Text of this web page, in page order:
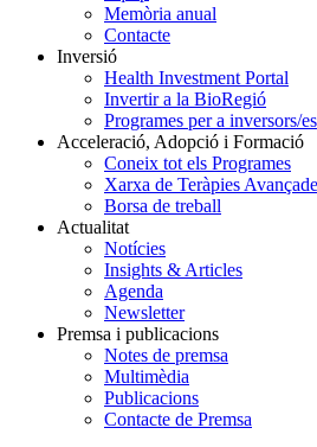
Memòria anual
Contacte
Inversió
Health Investment Portal
Invertir a la BioRegió
Programes per a inversors/es
Acceleració, Adopció i Formació
Coneix tot els Programes
Xarxa de Teràpies
Borsa de treball
Actualitat
Notícies
Insights & Articles
Agenda
Newsletter
Premsa i publicacions
Notes de premsa
Multimèdia
Publicacions
Contacte de Premsa